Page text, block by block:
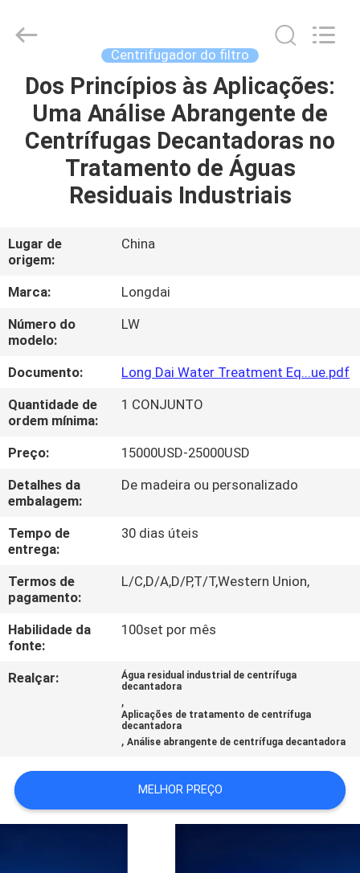
PARA
CASA
PRODUTOS
ESPETÁCULO
VR
SOBRE
NÓS
VISITA
À
FÁBRICA
CONTROLE
DE
QUALIDADE
NOTÍCIAS
CASOS
UM
ORÇAMENTO
Group
Reserved.
Centrifugador do filtro
Dos Princípios às Aplicações:
Uma Análise Abrangente de
Centrífugas Decantadoras no
Tratamento de Águas
Residuais Industriais
Lugar de
origem:
China
Marca:
Longdai
Número do
modelo:
LW
Documento:
Long Dai Water Treatment Eq...ue.pdf
Quantidade de
ordem mínima:
1 CONJUNTO
Preço:
15000USD-25000USD
Detalhes da
embalagem:
De madeira ou personalizado
Tempo de
entrega:
30 dias úteis
Termos de
pagamento:
L/C,D/A,D/P,T/T,Western Union,
Habilidade da
fonte:
100set por mês
Realçar:
Água residual industrial de centrífuga
decantadora
,
Aplicações de tratamento de centrífuga
decantadora
,Análise abrangente de centrífuga decantadora
MELHOR PREÇO